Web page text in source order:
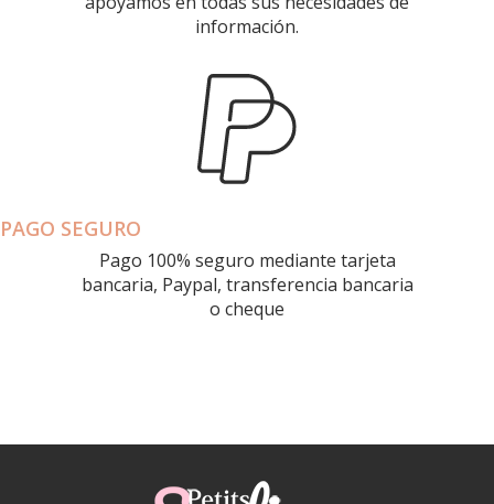
información.
PAGO SEGURO
Pago 100% seguro mediante tarjeta
bancaria, Paypal, transferencia bancaria
o cheque